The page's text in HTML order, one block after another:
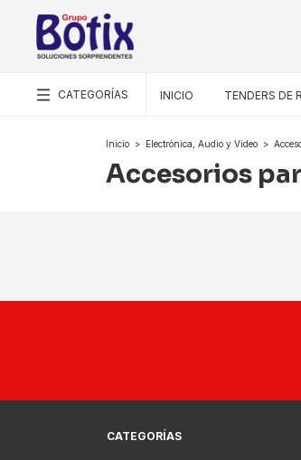
CATEGORÍAS INICIO TENDERS DE
Inicio > Electrónica, Audio y Video >
Accesorios
CATEGORÍAS